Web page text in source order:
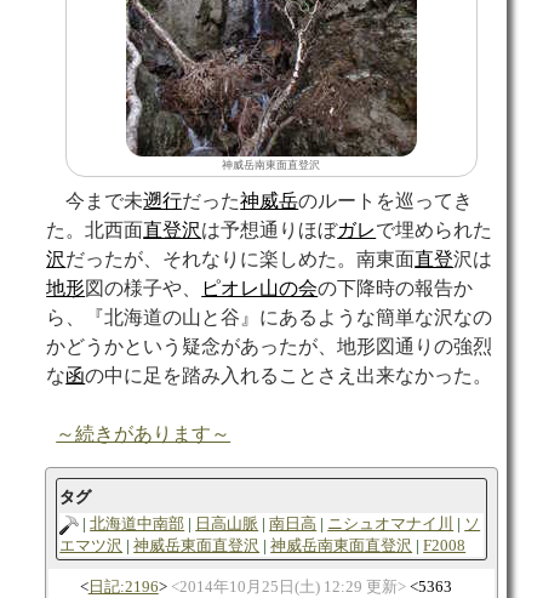
神威岳南東面直登沢
今まで未遡行だった神威岳のルートを巡ってき
た。北西面直登沢は予想通りほぼガレで埋められた
沢だったが、それなりに楽しめた。南東面直登沢は
地形図の様子や、 ピオレ山の会の下降時の報告か
ら、『北海道の山と谷』にあるような簡単な沢なの
かどうかという疑念があったが、地形図通りの強烈
な函の中に足を踏み入れることさえ出来なかった。
～続きがあります～
タグ
北海道中南部
日高山脈 南日高 ニシュオマナイ川
ソ
エマツ沢
神威岳東面直登沢 神威岳南東面直登沢 F2008
日記:2196 2014年10月25日(土) 12:29 更新
5363